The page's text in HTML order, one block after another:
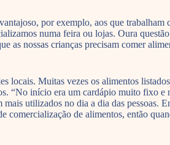
por exemplo, aos que trabalham
numa feira ou lojas. Oura questão
nossas crianças precisam comer
locais. Muitas vezes os alimentos
“No início era um cardápio muito fixo e
utilizados no dia a dia das pessoas.
de alimentos, então